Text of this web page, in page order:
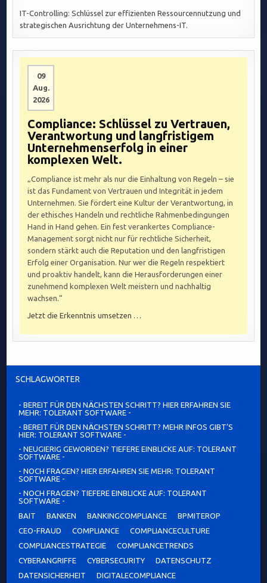
IT-Controlling: Schlüssel zur effizienten Ressourcennutzung und
strategischen Ausrichtung der Unternehmens-IT.
09
Aug.
2026
Compliance: Schlüssel zu Vertrauen,
Verantwortung und langfristigem
Unternehmenserfolg in einer
komplexen Welt.
„Compliance ist mehr als nur die Einhaltung von Regeln – sie
ist das Fundament von Vertrauen und Integrität in jedem
Unternehmen. Sie fördert eine Kultur der Verantwortung, in
der ethisches Handeln und rechtliche Rahmenbedingungen
Hand in Hand gehen. Ein fest verankertes Compliance-
Management sorgt nicht nur für rechtliche Sicherheit,
sondern stärkt auch die Reputation und den langfristigen
Erfolg einer Organisation. Nur wer die Regeln respektiert
und proaktiv handelt, kann die Herausforderungen einer
zunehmend komplexen Welt meistern und nachhaltig
wachsen.“
Jetzt die Erkenntnis umsetzen …
SCHLAGWÖRTER
- BEREIT FÜR DEN NÄCHSTEN SCHRITT? HIER ERFAHREN SIE
MEHR: TOLERANT SOFTWARE -
- BEREIT FÜR DEN NÄCHSTEN SCHRITT? MEHR INFOS GIBT’S
HIER: TOLERANT SOFTWARE -
- NEUGIERIG GEWORDEN? TIEFERE EINBLICKE AUF: TOLERANT
SOFTWARE -
- NOCH FRAGEN? HIER ERFAHREN SIE MEHR: TOLERANT
SOFTWARE -
- NOCH FRAGEN? TIEFERE EINBLICKE AUF: TOLERANT
SOFTWARE -
BAIT
BANKEN BANKINGCOMPLIANCE
BPMITEROP
CEO-FRAUD
COMPLIANCE
COMPLIANCECULTURE
COMPLIANCESTRATEGIE
COMPLIANCETRENDS
CYBERANGRIFFE
CYBERSECURITY
DATENSCHUTZ
DATENSICHERHEIT
DIGITALECOMPLIANCE